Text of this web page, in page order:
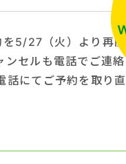
5/27（火）より再開
セルも電話でご連絡
にてご予約を取り直